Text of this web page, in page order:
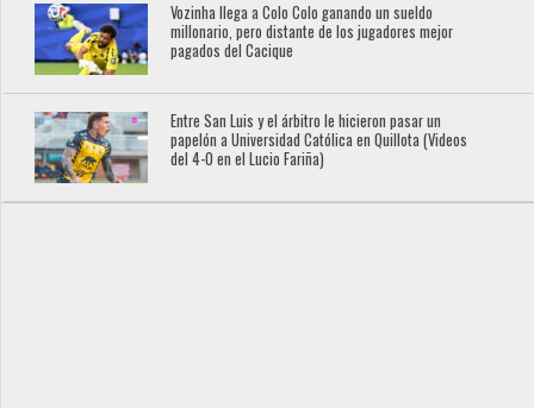
Vozinha llega a Colo Colo ganando un sueldo
millonario, pero distante de los jugadores mejor
pagados del Cacique
Entre San Luis y el árbitro le hicieron pasar un
papelón a Universidad Católica en Quillota (Videos
del 4-0 en el Lucio Fariña)